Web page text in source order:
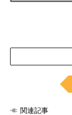
関連記事